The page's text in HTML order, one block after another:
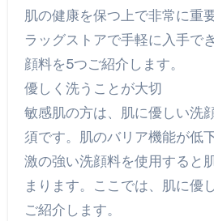
肌の健康を保つ上で非常に重
ラッグストアで手軽に入手で
顔料を5つご紹介します。
優しく洗うことが大切
敏感肌の方は、肌に優しい洗
須です。肌のバリア機能が低
激の強い洗顔料を使用すると
まります。ここでは、肌に優
ご紹介します。